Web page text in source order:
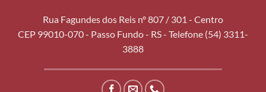
Rua Fagundes dos Reis nº 807 / 301 - Centro
CEP 99010-070 - Passo Fundo - RS - Telefone (54) 3311-
3888